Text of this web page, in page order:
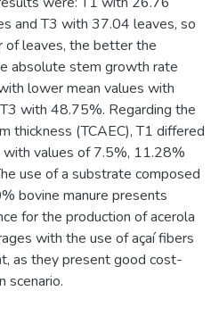
and T3 with 37.04 leaves, so
of leaves, the better the
absolute stem growth rate
lower mean values with
with 48.75%. Regarding the
thickness (TCAEC), T1 differed
values of 7.5%, 11.28%
use of a substrate composed
bovine manure presents
for the production of acerola
with the use of açaí fibers
as they present good cost-
scenario.